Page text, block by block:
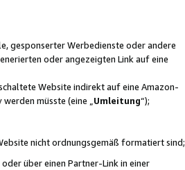
gesponserter Werbedienste oder andere
oder angezeigten Link auf eine
Website indirekt auf eine Amazon-
müsste (eine „ Umleitung“);
nicht ordnungsgemäß formatiert sind;
über einen Partner-Link in einer